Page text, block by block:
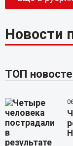
Новости
ТОП